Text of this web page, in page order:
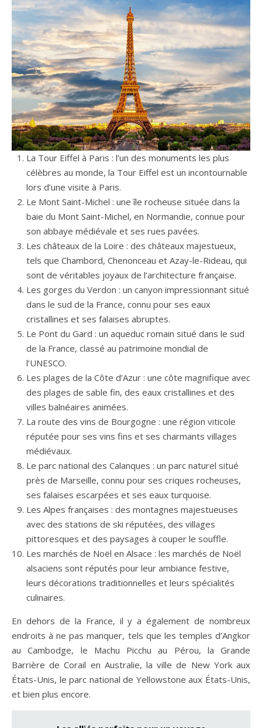
La Tour Eiffel à Paris : l’un des monuments les plus
célèbres au monde, la Tour Eiffel est un incontournable
lors d’une visite à Paris.
Le Mont Saint-Michel : une île rocheuse située dans la
baie du Mont Saint-Michel, en Normandie, connue pour
son abbaye médiévale et ses rues pavées.
Les châteaux de la Loire : des châteaux majestueux,
tels que Chambord, Chenonceau et Azay-le-Rideau, qui
sont de véritables joyaux de l’architecture française.
Les gorges du Verdon : un canyon impressionnant situé
dans le sud de la France, connu pour ses eaux
cristallines et ses falaises abruptes.
Le Pont du Gard : un aqueduc romain situé dans le sud
de la France, classé au patrimoine mondial de
l’UNESCO.
Les plages de la Côte d’Azur : une côte magnifique avec
des plages de sable fin, des eaux cristallines et des
villes balnéaires animées.
La route des vins de Bourgogne : une région viticole
réputée pour ses vins fins et ses charmants villages
médiévaux.
Le parc national des Calanques : un parc naturel situé
près de Marseille, connu pour ses criques rocheuses,
ses falaises escarpées et ses eaux turquoise.
Les Alpes françaises : des montagnes majestueuses
avec des stations de ski réputées, des villages
pittoresques et des paysages à couper le souffle.
Les marchés de Noël en Alsace : les marchés de Noël
alsaciens sont réputés pour leur ambiance festive,
leurs décorations traditionnelles et leurs spécialités
culinaires.
En dehors de la France, il y a également de nombreux
endroits à ne pas manquer, tels que les temples d’Angkor
au Cambodge, le Machu Picchu au Pérou, la Grande
Barrière de Corail en Australie, la ville de New York aux
États-Unis, le parc national de Yellowstone aux États-Unis,
et bien plus encore.